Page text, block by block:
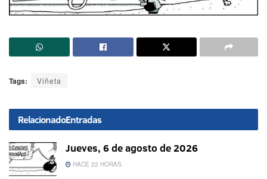
Tags: Viñeta
RelacionadoEntradas
Jueves, 6 de agosto de 2026
HACE 22 HORAS